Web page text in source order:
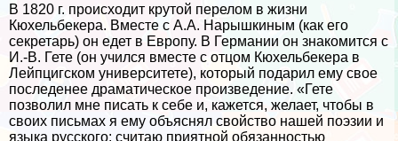
В 1820 г. происходит крутой перелом в жизни
Кюхельбекера. Вместе с А.А. Нарышкиным (как его
секретарь) он едет в Европу. В Германии он знакомится с
И.-В. Гете (он учился вместе с отцом Кюхельбекера в
Лейпцигском университете), который подарил ему свое
последенее драматическое произведение. «Гете
позволил мне писать к себе и, кажется, желает, чтобы в
своих письмах я ему объяснял свойство нашей поэзии и
языка русского: считаю приятной обязанностью